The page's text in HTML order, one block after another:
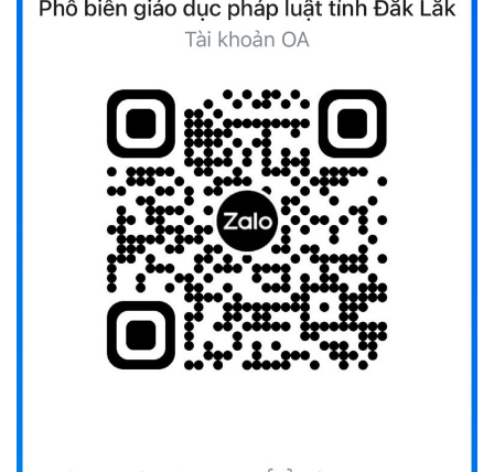
ủng hộ đồng bào khắc phục thiệt hại do bão số 10 gây ra
UBND TỈNH ĐẮK LẮK KHUYẾN CÁO NGƯỜI DÂN TĂNG
CƯỜNG PHÒNG, CHỐNG BỆNH TẢ
(09/10/2025)
Bộ Quốc phòng công bố thủ tục hành chính đủ điều kiện
tái cấu trúc thực hiện toàn trình, một phần trên môi trường
(09/10/2025)
Bộ Chính trị, Ban Bí thư kết luận về phân cấp, phân quyền
trong vận hành chính quyền địa phương 2 cấp